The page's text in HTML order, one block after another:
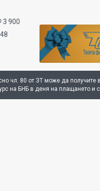
3 900
чл. 80 от ЗТ може да
на БНБ в деня на плащането и